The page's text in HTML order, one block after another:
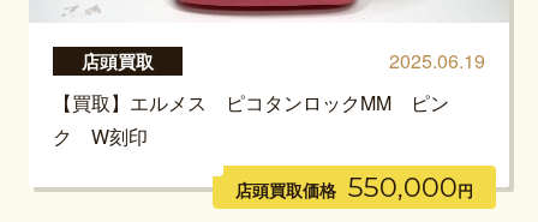
店頭買取
2025.06.19
【買取】エルメス ピコタンロックMM ピン
ク W刻印
店頭買取価格 550,000円